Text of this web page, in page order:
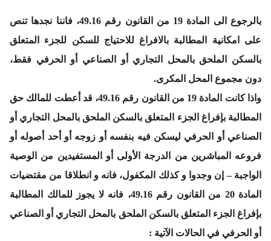
بالرجوع الى المادة 19 من القانون رقم 49.16، فاننا نجدها تنص
على امكانية المطالبة بالافراغ للاحتياج للسكن للجزء المتعلق
بالسكن الملحق بالمحل التجاري أو الصناعي أو الحرفي فقط،
دون مجموع المحل المكرى.
واذا كانت المادة 19 من القانون رقم 49.16، قد أعطت للمالك حق
المطالبة بإفراغ الجزء المتعلق بالسكن الملحق بالمحل التجاري أو
الصناعي أو الحرفي ليسكن فيه بنفسه أو زوجه أو أحد أصوله أو
فروعه المباشرين من الدرجة الأولى أو المستفيدين من الوصية
الواجبة – إن وجدوا و كذلك المكفول، فانه و انطلاقا من مقتضيات
المادة 20 من القانون رقم 49.16، فانه لا يجوز للمالك المطالبة
بإفراغ الجزء المتعلق بالسكن الملحق بالمحل التجاري أو الصناعي
أو الحرفي في الحالات الآتية :